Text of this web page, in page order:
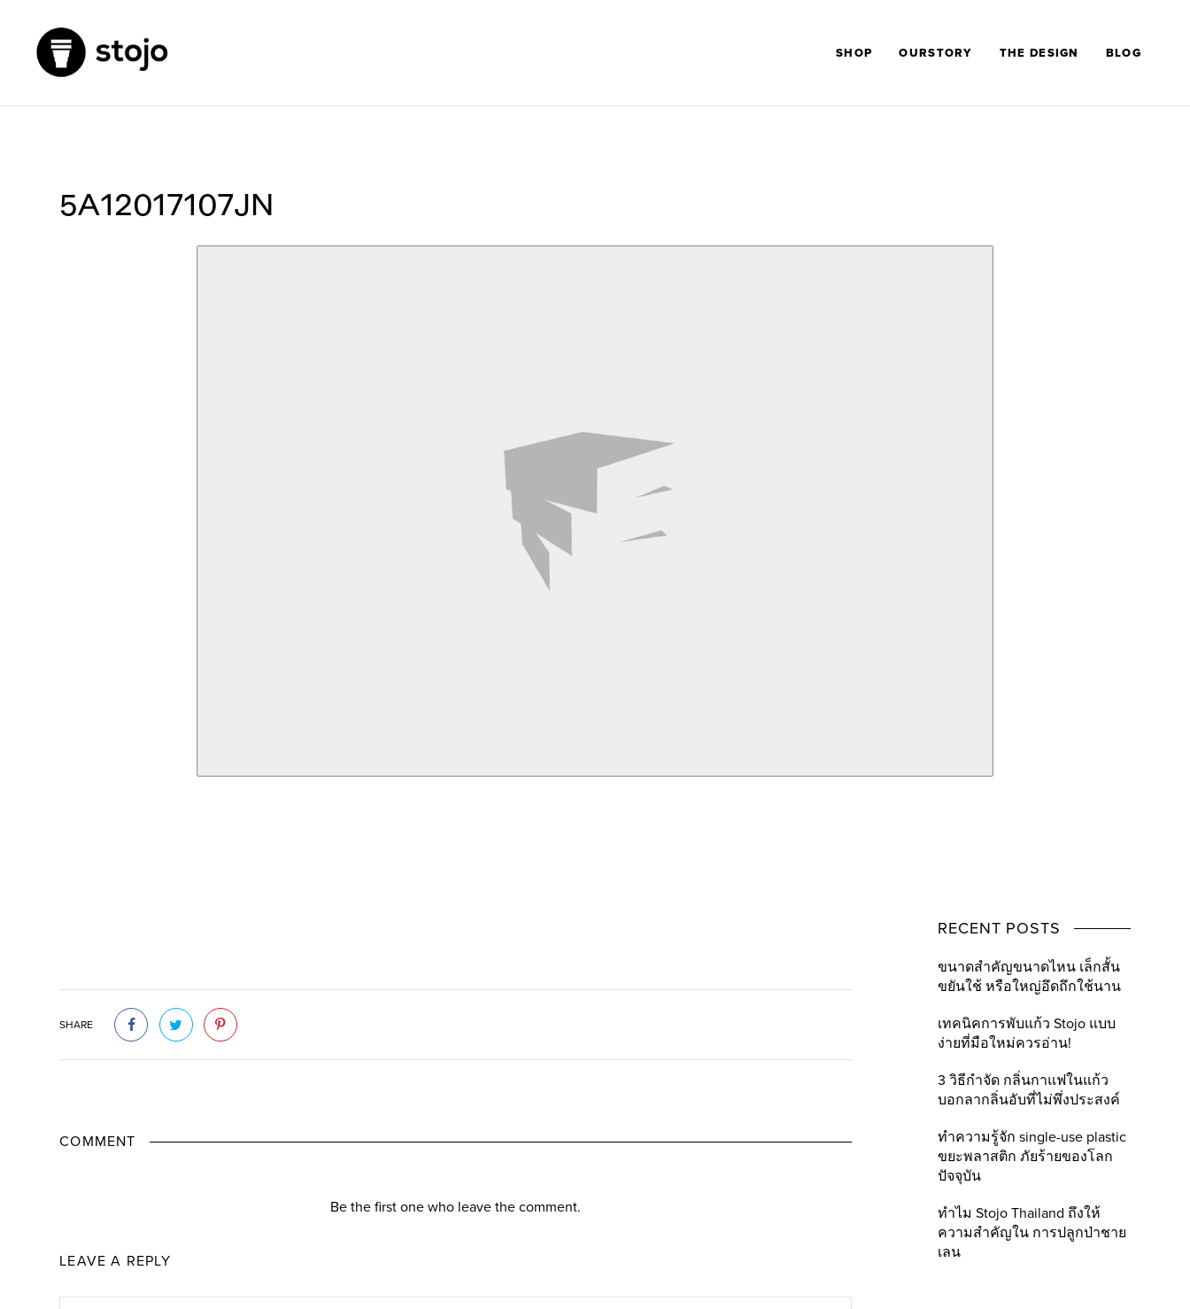
SHOP OURSTORY THE DESIGN BLOG
5A12017107JN
SHARE
COMMENT
Be the first one who leave the comment.
LEAVE A REPLY
RECENT POSTS
ขนาดสำคัญขนาดไหน เล็กสั้น
ขยันใช้ หรือใหญ่อึดถึกใช้นาน
เทคนิคการพับแก้ว Stojo แบบ
ง่ายที่มือใหม่ควรอ่าน!
3 วิธีกำจัด กลิ่นกาแฟในแก้ว
บอกลากลิ่นอับที่ไม่พึ่งประสงค์
ทำความรู้จัก single-use plastic
ขยะพลาสติก ภัยร้ายของโลก
ปัจจุบัน
ทำไม Stojo Thailand ถึงให้
ความสำคัญใน การปลูกป่าชาย
เลน